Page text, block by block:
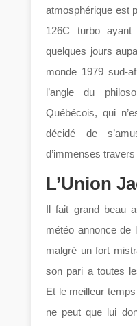
atmosphérique est
126C turbo
quelques jours
monde 1979 sud-
l’angle du
Québécois, qui
décidé de
d’immenses
L’Union
Il fait grand beau
météo annonce de
malgré un fort
son pari a toutes
Et le meilleur
ne peut que lui